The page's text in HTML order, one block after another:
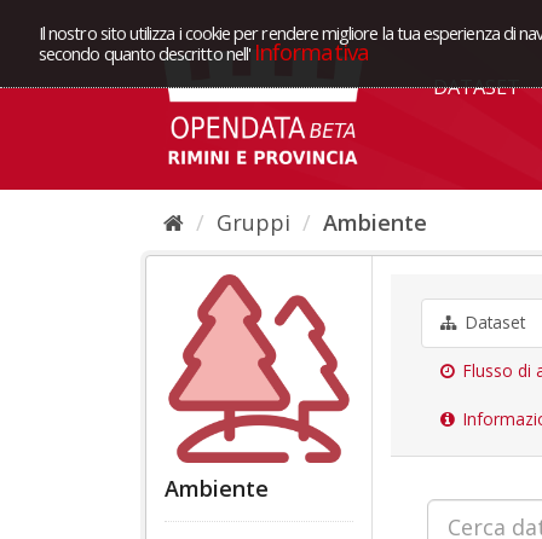
Il nostro sito utilizza i cookie per rendere migliore la tua esperienza di
secondo quanto descritto nell' Informativa
DATASET
Gruppi Ambiente
Ambiente
Dataset
Flusso di